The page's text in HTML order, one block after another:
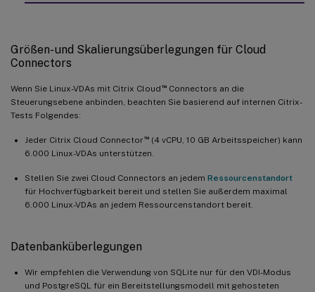
Größen- und Skalierungsüberlegungen für Cloud
Connectors
Wenn Sie Linux-VDAs mit Citrix Cloud ™Connectors an die
Steuerungsebene anbinden, beachten Sie basierend auf internen Citrix-
Tests Folgendes:
Jeder Citrix Cloud Connector™(4 vCPU, 10 GB Arbeitsspeicher) kann
6.000 Linux-VDAs unterstützen.
Stellen Sie zwei Cloud Connectors an jedem Ressourcenstandort
für Hochverfügbarkeit bereit und stellen Sie außerdem maximal
6.000 Linux-VDAs an jedem Ressourcenstandort bereit.
Datenbanküberlegungen
Wir empfehlen die Verwendung von SQLite nur für den VDI-Modus
und PostgreSQL für ein Bereitstellungsmodell mit gehosteten